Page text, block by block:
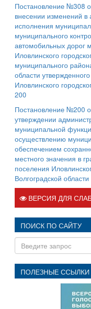
Постановление №308
внесении изменений в
исполнения
муниципального
автомобильных дорог
Иловлинского
муниципального
области
Иловлинского
200
Постановление №200
утверждении
муниципальной
осуществлению
обеспечением
местного значения в
поселения
Волгоградской области
ВЕРСИЯ ДЛЯ
ПОИСК ПО САЙТУ
ПОЛЕЗНЫЕ ССЫЛКИ